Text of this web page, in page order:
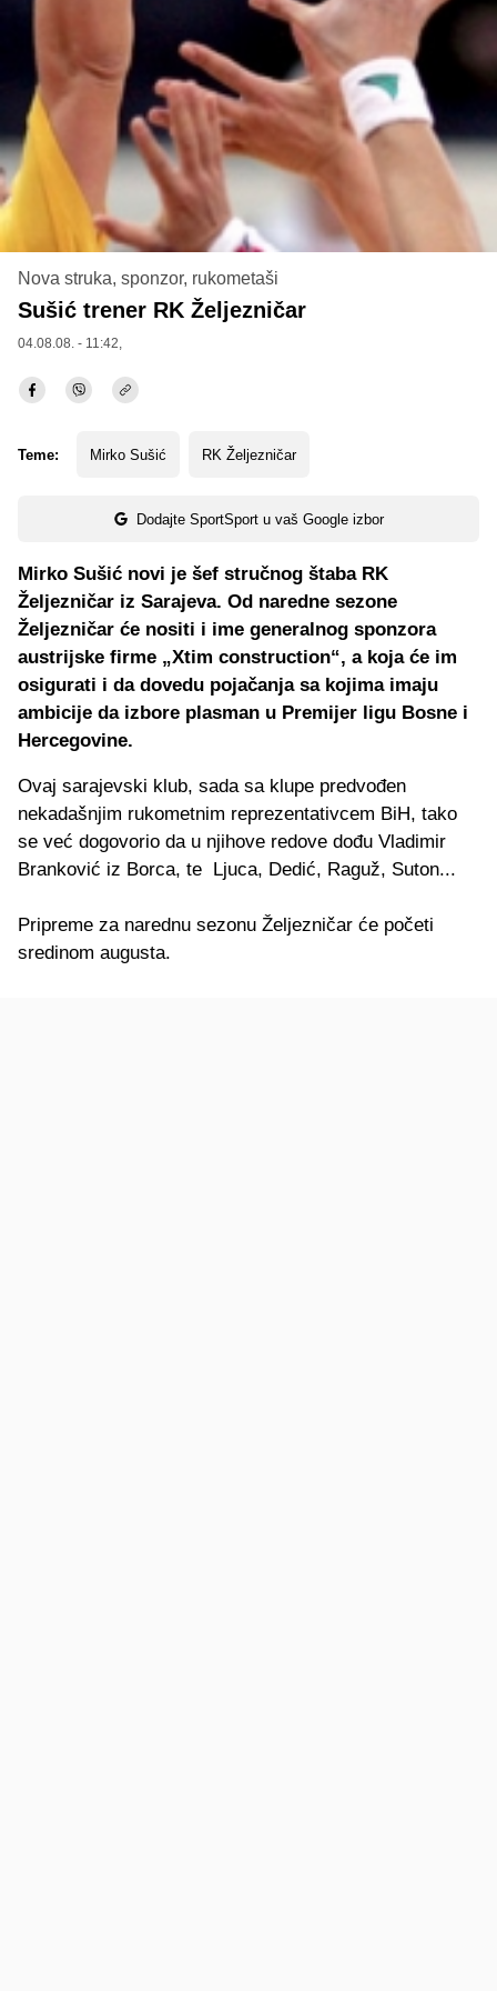
Nova struka, sponzor, rukometaši
Sušić trener RK Željezničar
04.08.08. - 11:42,
Teme: Mirko Sušić RK Željezničar
Dodajte SportSport u vaš Google izbor
Mirko Sušić novi je šef stručnog štaba RK
Željezničar iz Sarajeva. Od naredne sezone
Željezničar će nositi i ime generalnog sponzora
austrijske firme „Xtim construction“, a koja će im
osigurati i da dovedu pojačanja sa kojima imaju
ambicije da izbore plasman u Premijer ligu Bosne i
Hercegovine.
Ovaj sarajevski klub, sada sa klupe predvođen
nekadašnjim rukometnim reprezentativcem BiH, tako
se već dogovorio da u njihove redove dođu Vladimir
Branković iz Borca, te Ljuca, Dedić, Raguž, Suton...
Pripreme za narednu sezonu Željezničar će početi
sredinom augusta.